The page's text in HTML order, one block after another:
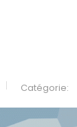
Catégorie: